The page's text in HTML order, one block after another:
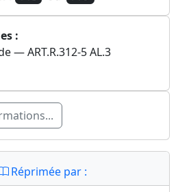
:
— ART.R.312-5 AL.3
Réprimée par :